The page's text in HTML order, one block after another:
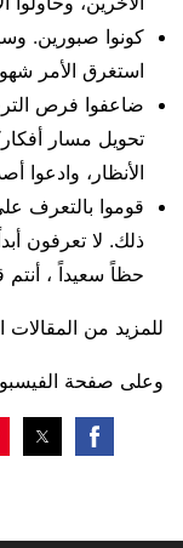
كونوا صبورين.
استغرق الأمر
ضاعفوا فرص
تحويل مسار
الأنظار، وادعوا
قوموا بالتعرف
ذلك. لا تعرفون
حظاً سعيداً ،
للمزيد من المقالات
وعلى صفحة